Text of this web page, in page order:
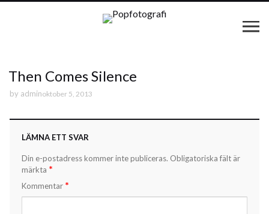
Then Comes Silence
by adminoktober 5, 2013
LÄMNA ETT SVAR
Din e-postadress kommer inte publiceras. Obligatoriska fält är
märkta *
Kommentar *